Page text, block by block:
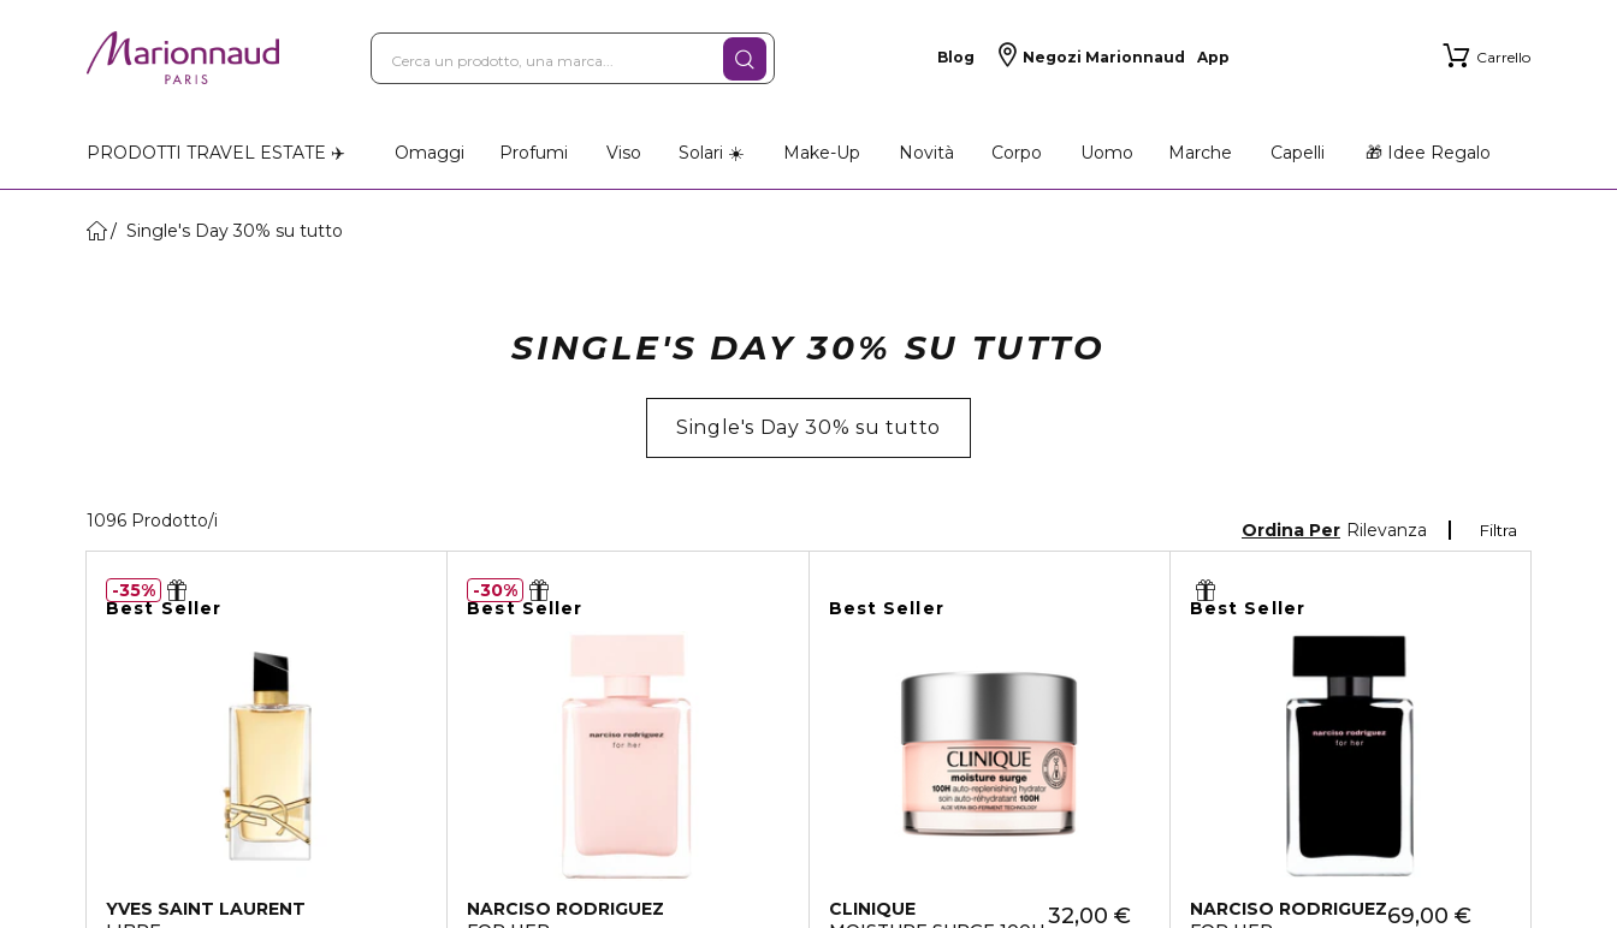
Blog Negozi Marionnaud App Carrello
PRODOTTI TRAVEL ESTATE ✈️ Omaggi Profumi Viso Solari ☀️ Make-Up Novità Corpo Uomo Marche Capelli 🎁 Idee Regalo
Single's Day 30% su tutto
SINGLE'S DAY 30% SU TUTTO
Single's Day 30% su tutto
1096 Prodotto/i Filtra
Ordina Per Rilevanza
Best Seller
YVES SAINT LAURENT
35%
Best Seller
NARCISO RODRIGUEZ
30%
Best Seller
CLINIQUE
32,00 €
Best Seller
NARCISO RODRIGUEZ69,00 €